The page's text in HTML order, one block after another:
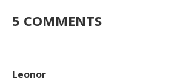
5 COMMENTS
Leonor